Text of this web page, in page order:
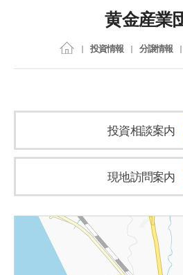
黄金産業
投資情報 分譲情報
投資相談案内
現地訪問案内